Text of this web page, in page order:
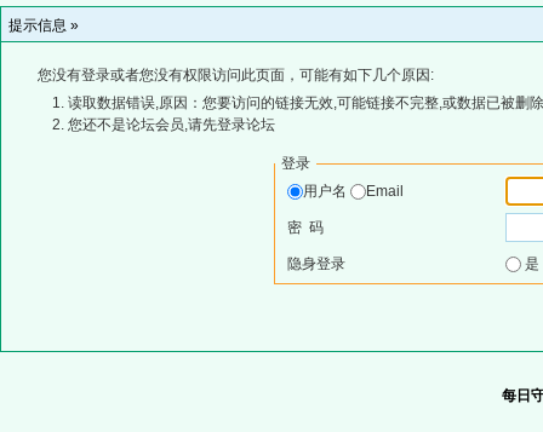
提示信息 »
您没有登录或者您没有权限访问此页面，可能有如下几个原因:
读取数据错误,原因：您要访问的链接无效,可能链接不完整,或数据已被删
您还不是论坛会员,请先登录论坛
登录
用户名
Email
密 码
隐身登录
每日